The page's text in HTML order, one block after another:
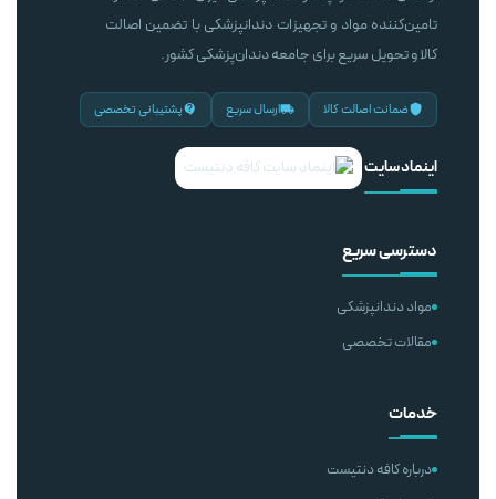
تامین‌کننده مواد و تجهیزات دندانپزشکی با تضمین اصالت
کالا و تحویل سریع برای جامعه دندان‌پزشکی کشور.
ضمانت اصالت کالا ارسال سریع پشتیبانی تخصصی
اینماد سایت
دسترسی سریع
مواد دندانپزشکی
مقالات تخصصی
خدمات
درباره کافه دنتیست